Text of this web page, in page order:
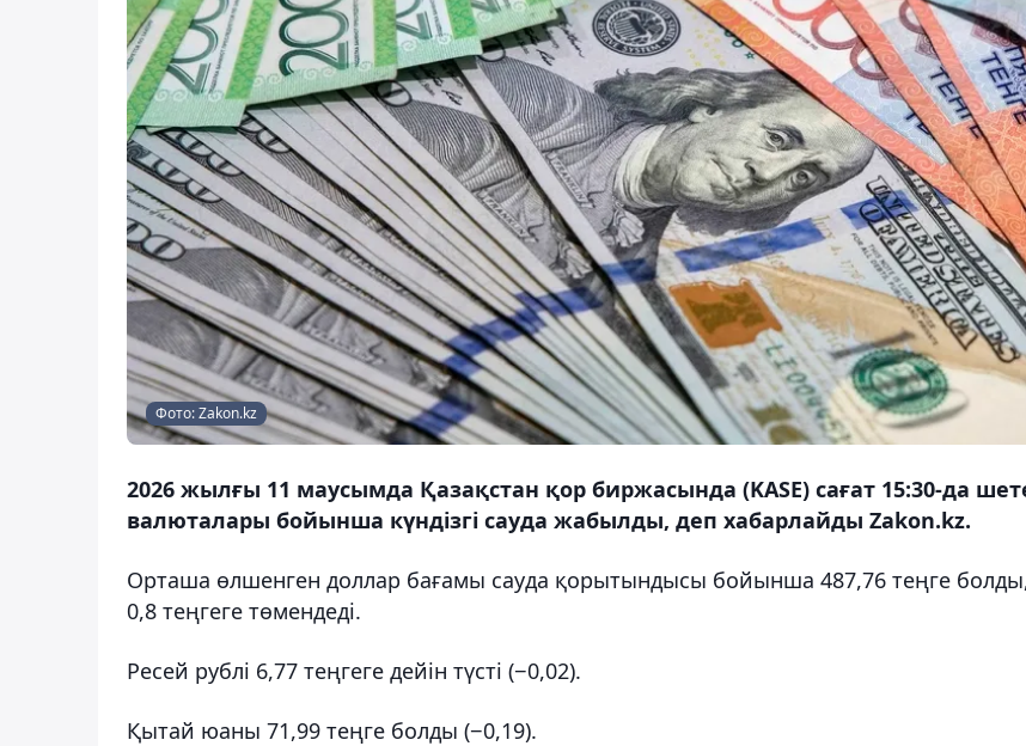
Фото: Zakon.kz
2026 жылғы 11 маусымда Қазақстан қор биржасында (KASE) сағат 15:30-да
валюталары бойынша күндізгі сауда жабылды, деп хабарлайды Zakon.kz.
Орташа өлшенген доллар бағамы сауда қорытындысы бойынша 487,76 теңге
0,8 теңгеге төмендеді.
Ресей рублі 6,77 теңгеге дейін түсті (−0,02).
Қытай юаны 71,99 теңге болды (−0,19).